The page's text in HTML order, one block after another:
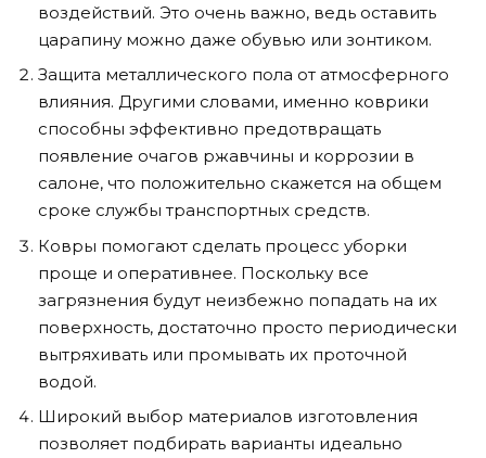
воздействий. Это очень важно, ведь оставить
царапину можно даже обувью или зонтиком.
Защита металлического пола от атмосферного
влияния. Другими словами, именно коврики
способны эффективно предотвращать
появление очагов ржавчины и коррозии в
салоне, что положительно скажется на общем
сроке службы транспортных средств.
Ковры помогают сделать процесс уборки
проще и оперативнее. Поскольку все
загрязнения будут неизбежно попадать на их
поверхность, достаточно просто периодически
вытряхивать или промывать их проточной
водой.
Широкий выбор материалов изготовления
позволяет подбирать варианты идеально